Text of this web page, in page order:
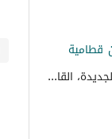
قطامية
فيلدج جاردن قطامية، التجمع الخامس، القاهرة الجديدة، القاهرة